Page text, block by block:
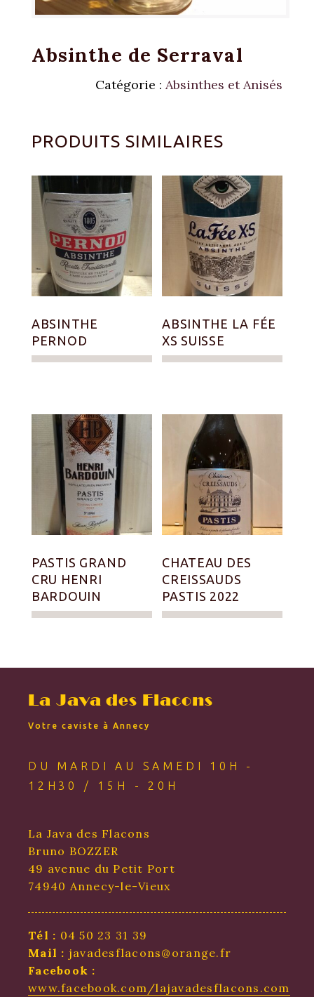
Absinthe de Serraval
Catégorie : Absinthes et Anisés
PRODUITS SIMILAIRES
ABSINTHE
PERNOD
ABSINTHE LA FÉE
XS SUISSE
PASTIS GRAND
CRU HENRI
BARDOUIN
CHATEAU DES
CREISSAUDS
PASTIS 2022
La Java des Flacons
Votre caviste à Annecy
DU MARDI AU SAMEDI 10H -
12H30 / 15H - 20H
La Java des Flacons
Bruno BOZZER
49 avenue du Petit Port
74940 Annecy-le-Vieux
Tél : 04 50 23 31 39
Mail : javadesflacons@orange.fr
Facebook :
www.facebook.com/lajavadesflacons.com